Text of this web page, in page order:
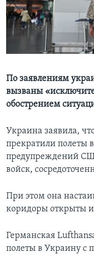
Learning English
СОЦИАЛЬНЫЕ СЕТИ
Языки
По заявлениям
вызваны
обострением
Украина заявила,
прекратили полеты
предупреждений
войск,
При этом она
коридоры открыты
Германская
полеты в Украину с